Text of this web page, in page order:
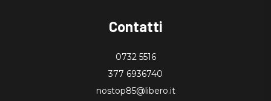
Contatti
0732 5516
377 6936740
nostop85@libero.it